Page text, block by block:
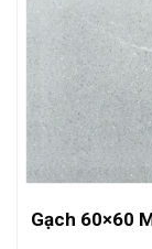
Gạch 60×60